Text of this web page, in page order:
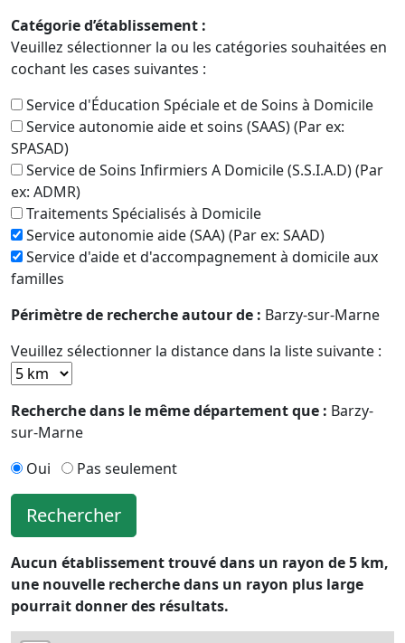
Catégorie d’établissement :
Veuillez sélectionner la ou les catégories souhaitées en
cochant les cases suivantes :
Service d'Éducation Spéciale et de Soins à Domicile
Service autonomie aide et soins (SAAS) (Par ex:
SPASAD)
Service de Soins Infirmiers A Domicile (S.S.I.A.D) (Par
ex: ADMR)
Traitements Spécialisés à Domicile
Service autonomie aide (SAA) (Par ex: SAAD)
Service d'aide et d'accompagnement à domicile aux
familles
Périmètre de recherche autour de : Barzy-sur-Marne
Veuillez sélectionner la distance dans la liste suivante :
Recherche dans le même département que : Barzy-
sur-Marne
Oui
Pas seulement
Rechercher
Aucun établissement trouvé dans un rayon de 5 km,
une nouvelle recherche dans un rayon plus large
pourrait donner des résultats.